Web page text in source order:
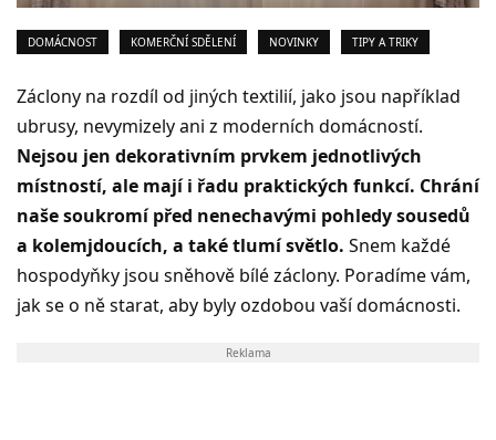
DOMÁCNOST KOMERČNÍ SDĚLENÍ NOVINKY TIPY A TRIKY
Záclony na rozdíl od jiných textilií, jako jsou například
ubrusy, nevymizely ani z moderních domácností.
Nejsou jen dekorativním prvkem jednotlivých
místností, ale mají i řadu praktických funkcí. Chrání
naše soukromí před nenechavými pohledy sousedů
a kolemjdoucích, a také tlumí světlo. Snem každé
hospodyňky jsou sněhově bílé záclony. Poradíme vám,
jak se o ně starat, aby byly ozdobou vaší domácnosti.
Reklama